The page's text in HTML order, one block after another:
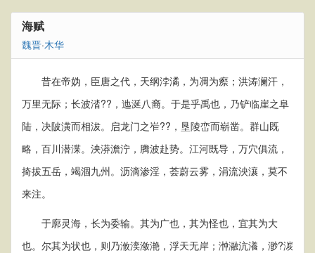
海赋
魏晋·木华
昔在帝妫，臣唐之代，天纲浡潏，为凋为瘵；洪涛澜汗，
万里无际；长波涾??，迆涎八裔。于是乎禹也，乃铲临崖之阜
陆，决陂潢而相沷。启龙门之岝??，垦陵峦而崭凿。群山既
略，百川潜渫。泱漭澹泞，腾波赴势。江河既导，万穴俱流，
掎拔五岳，竭涸九州。沥滴渗淫，荟蔚云雾，涓流泱瀼，莫不
来注。
于廓灵海，长为委输。其为广也，其为怪也，宜其为大
也。尔其为状也，则乃浟湙潋滟，浮天无岸；浺瀜沆瀁，渺?湠